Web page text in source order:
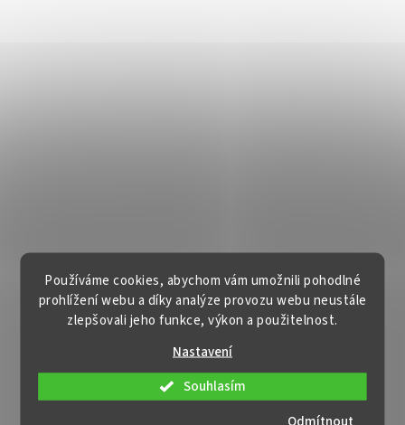
Používáme cookies, abychom vám umožnili pohodlné
prohlížení webu a díky analýze provozu webu neustále
zlepšovali jeho funkce, výkon a použitelnost.
Nastavení
Odmítnout
Souhlasím